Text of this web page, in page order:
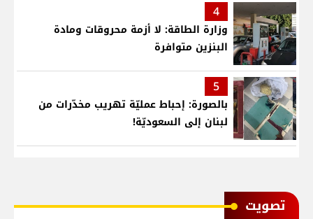
4
وزارة الطاقة: لا أزمة محروقات ومادة
البنزين متوافرة
5
بالصورة: إحباط عمليّة تهريب مخدّرات من
لبنان إلى السعوديّة!
ﺗﺼﻮﻳﺖ